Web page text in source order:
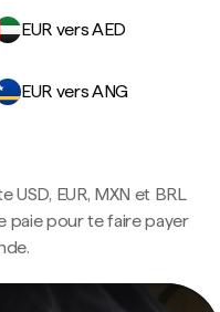
EUR vers AED
EUR vers ANG
EUR, MXN et BRL
paie pour te faire payer